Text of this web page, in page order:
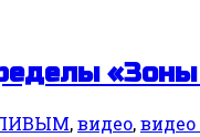
,видео,видео